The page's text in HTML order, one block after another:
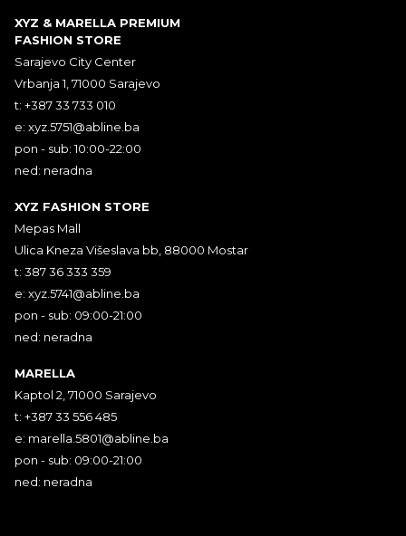
XYZ & MARELLA PREMIUM
FASHION STORE
Sarajevo City Center
Vrbanja 1, 71000 Sarajevo
t: +387 33 733 010
e: xyz.5751@abline.ba
pon - sub: 10:00-22:00
ned: neradna
XYZ FASHION STORE
Mepas Mall
Ulica Kneza Višeslava bb, 88000 Mostar
t: 387 36 333 359
e: xyz.5741@abline.ba
pon - sub: 09:00-21:00
ned: neradna
MARELLA
Kaptol 2, 71000 Sarajevo
t: +387 33 556 485
e: marella.5801@abline.ba
pon - sub: 09:00-21:00
ned: neradna